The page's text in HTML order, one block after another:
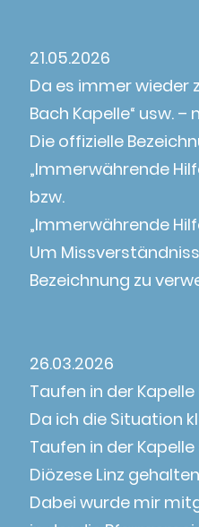
21.05.2026
Da es immer wieder
Bach Kapelle“ usw.
Die offizielle
„Immerwährende
bzw.
„Immerwährende
Um
Bezeichnung zu
26.03.2026
Taufen in der
Da ich die Situation
Taufen in der
Diözese Linz
Dabei wurde mir